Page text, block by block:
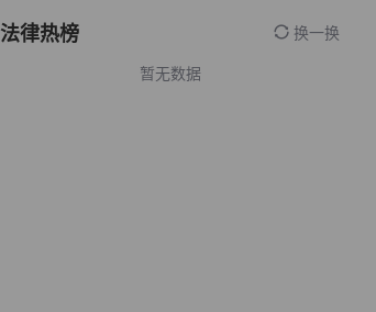
法律热榜 换一换
暂无数据